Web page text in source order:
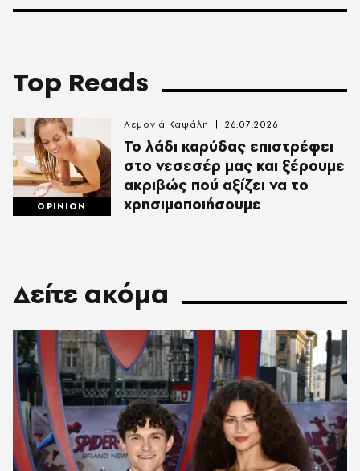
Top Reads
OPINION
Το λάδι καρύδας επιστρέφει
στο νεσεσέρ μας και ξέρουμε
ακριβώς πού αξίζει να το
χρησιμοποιήσουμε
Λεμονιά Καψάλη 26.07.2026
Δείτε ακόμα